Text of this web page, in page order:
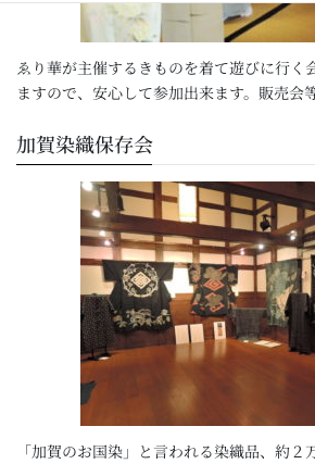
ゑり華が主催するきものを着て遊びに行く
ますので、安心して参加出来ます。販売会
加賀染織保存会
「加賀のお国染」と言われる染織品、約２